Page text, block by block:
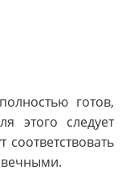
готов,
этого следует